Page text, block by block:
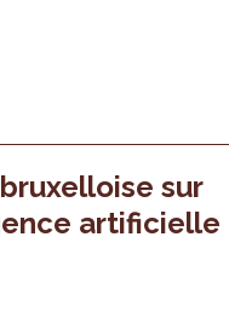
sur
artificielle